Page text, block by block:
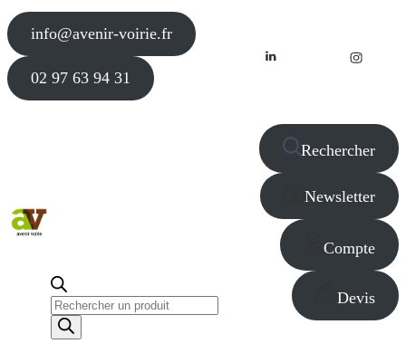
info@avenir-voirie.fr
02 97 63 94 31
Recherche
de
produits
Rechercher
Newsletter
Compte
Devis